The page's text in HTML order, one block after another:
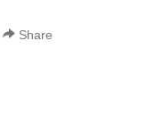
Share